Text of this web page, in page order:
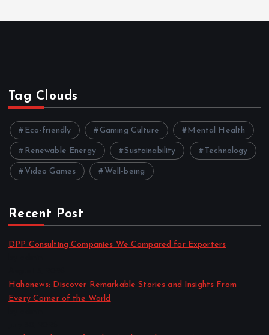
Tag Clouds
Eco-friendly Gaming Culture Mental Health
Renewable Energy Sustainability Technology
Video Games Well-being
Recent Post
DPP Consulting Companies We Compared for Exporters
Hahanews: Discover Remarkable Stories and Insights From
Every Corner of the World